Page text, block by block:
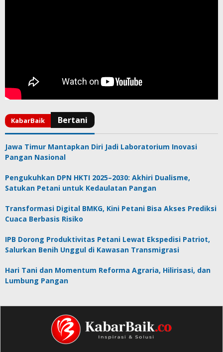
Jawa Timur Mantapkan Diri Jadi Laboratorium Inovasi
Pangan Nasional
Pengukuhkan DPN HKTI 2025–2030: Akhiri Dualisme,
Satukan Petani untuk Kedaulatan Pangan
Transformasi Digital BMKG, Kini Petani Bisa Akses Prediksi
Cuaca Berbasis Risiko
IPB Dorong Produktivitas Petani Lewat Ekspedisi Patriot,
Salurkan Benih Unggul di Kawasan Transmigrasi
Hari Tani dan Momentum Reforma Agraria, Hilirisasi, dan
Lumbung Pangan